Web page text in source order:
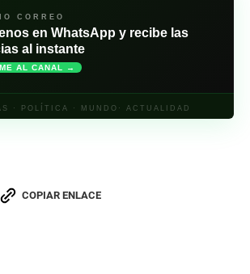
CORREO
en WhatsApp y recibe las
al instante
AL CANAL →
· POLÍTICA · MUNDO· ACTUALIDAD
COPIAR ENLACE